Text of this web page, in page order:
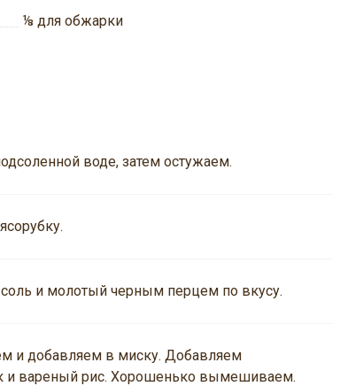
⅛ для обжарки
воде, затем остужаем.
и молотый черным перцем по вкусу.
и добавляем в миску. Добавляем
и вареный рис. Хорошенько вымешиваем.